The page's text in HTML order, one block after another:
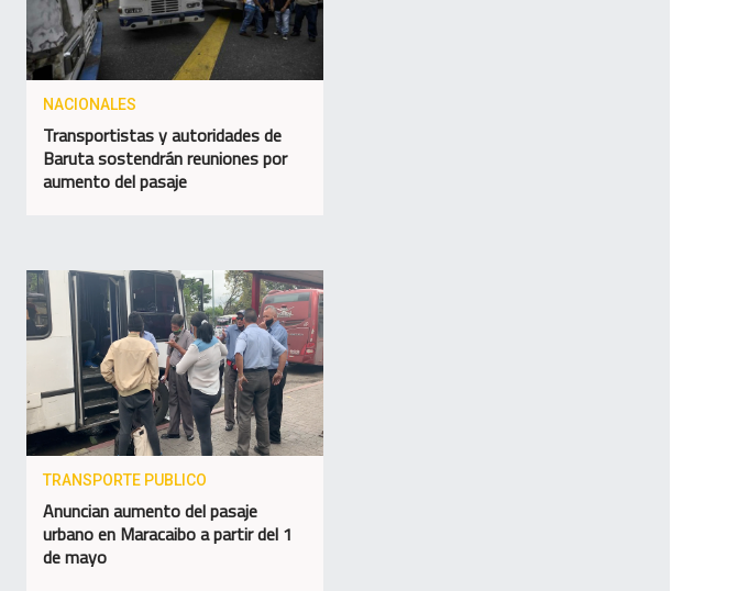
NACIONALES
Transportistas y autoridades de
Baruta sostendrán reuniones por
aumento del pasaje
TRANSPORTE PUBLICO
Anuncian aumento del pasaje
urbano en Maracaibo a partir del 1
de mayo